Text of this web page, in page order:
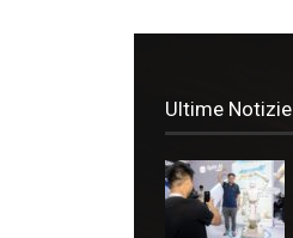
Ultime Notizie